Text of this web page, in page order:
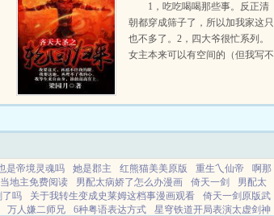
1，吃吃喝喝那些事。反正清
朝都穿成筛子了，所以加我家这只
也不多了。2，四大爷很忙系列。
女主本来可以有空间的（但我写不
有系统的（为了她我...
是帝境灵魂吗 她是郡主 红熊猫美美原版 重生乀仙帝
啊那
地主免费阅读 男配太病娇了怎么办漫画 倚天一剑
男配太
了吗 关于我转生变成史莱姆这档事漫画观看
倚天一剑原版武
万人嫌二师兄 6种粤语表达方式 星穹铁道开局表演太虚剑神